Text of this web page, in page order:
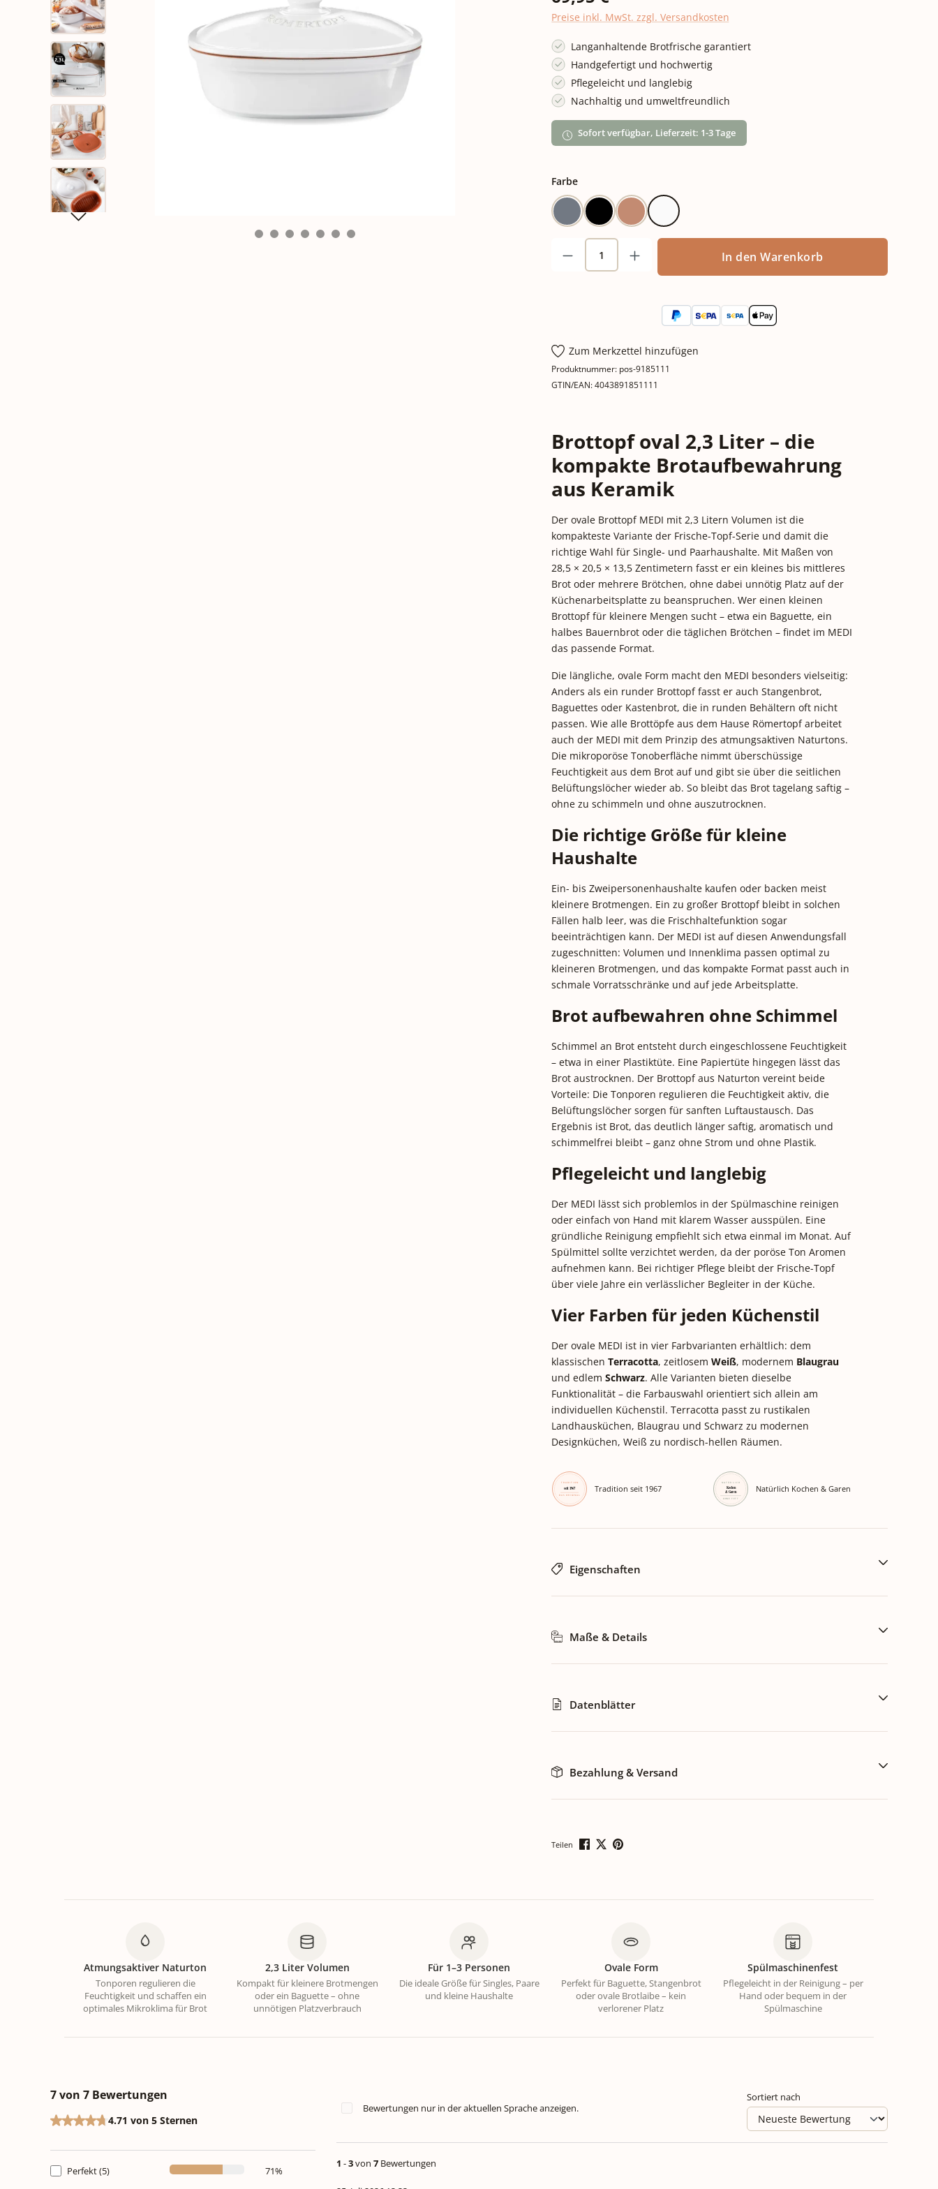
Preise inkl. MwSt. zzgl. Versandkosten
Langanhaltende Brotfrische garantiert
Handgefertigt und hochwertig
Pflegeleicht und langlebig
Nachhaltig und umweltfreundlich
Sofort verfügbar, Lieferzeit: 1-3 Tage
Farbeauswählen
BlaugrauSchwarz Terracotta
Weiß
Produkt Anzahl: Gib den gewünschten Wert ein
In den Warenkorb
Zum Merkzettel hinzufügen
Produktnummer: pos-9185111
GTIN/EAN:4043891851111
Brottopf oval 2,3 Liter – die
kompakte Brotaufbewahrung
aus Keramik
Der ovale Brottopf MEDI mit 2,3 Litern Volumen ist die
kompakteste Variante der Frische-Topf-Serie und damit die
richtige Wahl für Single- und Paarhaushalte. Mit Maßen von
28,5 × 20,5 × 13,5 Zentimetern fasst er ein kleines bis mittleres
Brot oder mehrere Brötchen, ohne dabei unnötig Platz auf der
Küchenarbeitsplatte zu beanspruchen. Wer einen kleinen
Brottopf für kleinere Mengen sucht – etwa ein Baguette, ein
halbes Bauernbrot oder die täglichen Brötchen – findet im MEDI
das passende Format.
Die längliche, ovale Form macht den MEDI besonders vielseitig:
Anders als ein runder Brottopf fasst er auch Stangenbrot,
Baguettes oder Kastenbrot, die in runden Behältern oft nicht
passen. Wie alle Brottöpfe aus dem Hause Römertopf arbeitet
auch der MEDI mit dem Prinzip des atmungsaktiven Naturtons.
Die mikroporöse Tonoberfläche nimmt überschüssige
Feuchtigkeit aus dem Brot auf und gibt sie über die seitlichen
Belüftungslöcher wieder ab. So bleibt das Brot tagelang saftig –
ohne zu schimmeln und ohne auszutrocknen.
Die richtige Größe für kleine
Haushalte
Ein- bis Zweipersonenhaushalte kaufen oder backen meist
kleinere Brotmengen. Ein zu großer Brottopf bleibt in solchen
Fällen halb leer, was die Frischhaltefunktion sogar
beeinträchtigen kann. Der MEDI ist auf diesen Anwendungsfall
zugeschnitten: Volumen und Innenklima passen optimal zu
kleineren Brotmengen, und das kompakte Format passt auch in
schmale Vorratsschränke und auf jede Arbeitsplatte.
Brot aufbewahren ohne Schimmel
Schimmel an Brot entsteht durch eingeschlossene Feuchtigkeit
– etwa in einer Plastiktüte. Eine Papiertüte hingegen lässt das
Brot austrocknen. Der Brottopf aus Naturton vereint beide
Vorteile: Die Tonporen regulieren die Feuchtigkeit aktiv, die
Belüftungslöcher sorgen für sanften Luftaustausch. Das
Ergebnis ist Brot, das deutlich länger saftig, aromatisch und
schimmelfrei bleibt – ganz ohne Strom und ohne Plastik.
Pflegeleicht und langlebig
Der MEDI lässt sich problemlos in der Spülmaschine reinigen
oder einfach von Hand mit klarem Wasser ausspülen. Eine
gründliche Reinigung empfiehlt sich etwa einmal im Monat. Auf
Spülmittel sollte verzichtet werden, da der poröse Ton Aromen
aufnehmen kann. Bei richtiger Pflege bleibt der Frische-Topf
über viele Jahre ein verlässlicher Begleiter in der Küche.
Vier Farben für jeden Küchenstil
Der ovale MEDI ist in vier Farbvarianten erhältlich: dem
klassischen Terracotta, zeitlosem Weiß, modernem Blaugrau
und edlem Schwarz. Alle Varianten bieten dieselbe
Funktionalität – die Farbauswahl orientiert sich allein am
individuellen Küchenstil. Terracotta passt zu rustikalen
Landhausküchen, Blaugrau und Schwarz zu modernen
Designküchen, Weiß zu nordisch-hellen Räumen.
Tradition seit 1967 Natürlich Kochen & Garen
Eigenschaften
Maße & Details
Datenblätter
Bezahlung & Versand
Teilen
Atmungsaktiver Naturton
Tonporen regulieren die
Feuchtigkeit und schaffen ein
optimales Mikroklima für Brot
2,3 Liter Volumen
Kompakt für kleinere Brotmengen
oder ein Baguette – ohne
unnötigen Platzverbrauch
Für 1–3 Personen
Die ideale Größe für Singles, Paare
und kleine Haushalte
Ovale Form
Perfekt für Baguette, Stangenbrot
oder ovale Brotlaibe – kein
verlorener Platz
Spülmaschinenfest
Pflegeleicht in der Reinigung – per
Hand oder bequem in der
Spülmaschine
7 von 7 Bewertungen
Durchschnittliche Bewertung von 4.71 von 5 Sternen
4.71 von 5 Sternen
Perfekt (5) 71%
Bewertungen nur in der aktuellen Sprache anzeigen.
Sortiert nach
1 -3von 7 Bewertungen